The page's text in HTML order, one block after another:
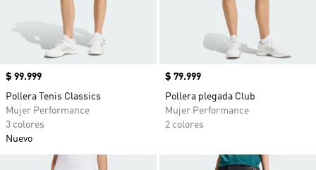
Precio
$ 99.999
Pollera Tenis Classics
Mujer Performance
3 colores
Nuevo
Precio
$ 79.999
Pollera plegada Club
Mujer Performance
2 colores